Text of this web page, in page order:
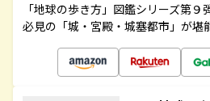
「地球の歩き方」図鑑シリーズ第
必見の「城・宮殿・城塞都市」が堪